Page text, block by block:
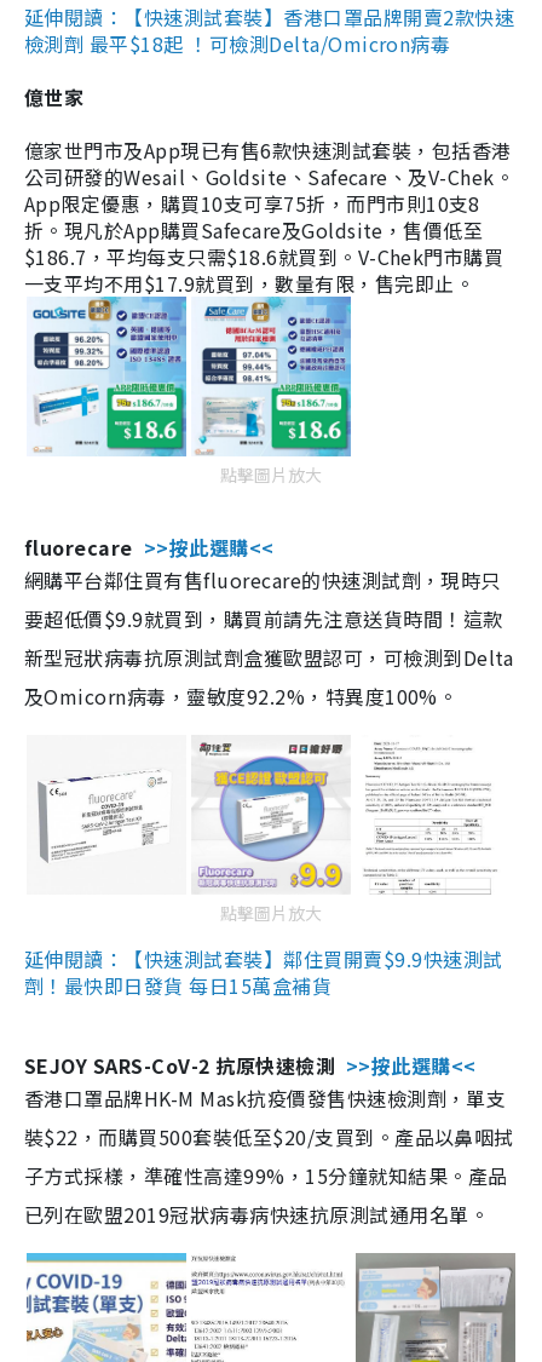
延伸閱讀：【快速測試套裝】香港口罩品牌開賣2款快速
檢測劑 最平$18起 ！可檢測Delta/Omicron病毒
億世家
億家世門市及App現已有售6款快速測試套裝，包括香港
公司研發的Wesail、Goldsite、Safecare、及V-Chek。
App限定優惠，購買10支可享75折，而門市則10支8
折。現凡於App購買Safecare及Goldsite，售價低至
$186.7，平均每支只需$18.6就買到。V-Chek門市購買
一支平均不用$17.9就買到，數量有限，售完即止。
點擊圖片放大
fluorecare >>按此選購<<
網購平台鄰住買有售fluorecare的快速測試劑，現時只
要超低價$9.9就買到，購買前請先注意送貨時間！這款
新型冠狀病毒抗原測試劑盒獲歐盟認可，可檢測到Delta
及Omicorn病毒，靈敏度92.2%，特異度100%。
點擊圖片放大
延伸閱讀：【快速測試套裝】鄰住買開賣$9.9快速測試
劑！最快即日發貨 每日15萬盒補貨
SEJOY SARS-CoV-2 抗原快速檢測 >>按此選購<<
香港口罩品牌HK-M Mask抗疫價發售快速檢測劑，單支
裝$22，而購買500套裝低至$20/支買到。產品以鼻咽拭
子方式採樣，準確性高達99%，15分鐘就知結果。產品
已列在歐盟2019冠狀病毒病快速抗原測試通用名單。